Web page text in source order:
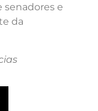
senadores e
da